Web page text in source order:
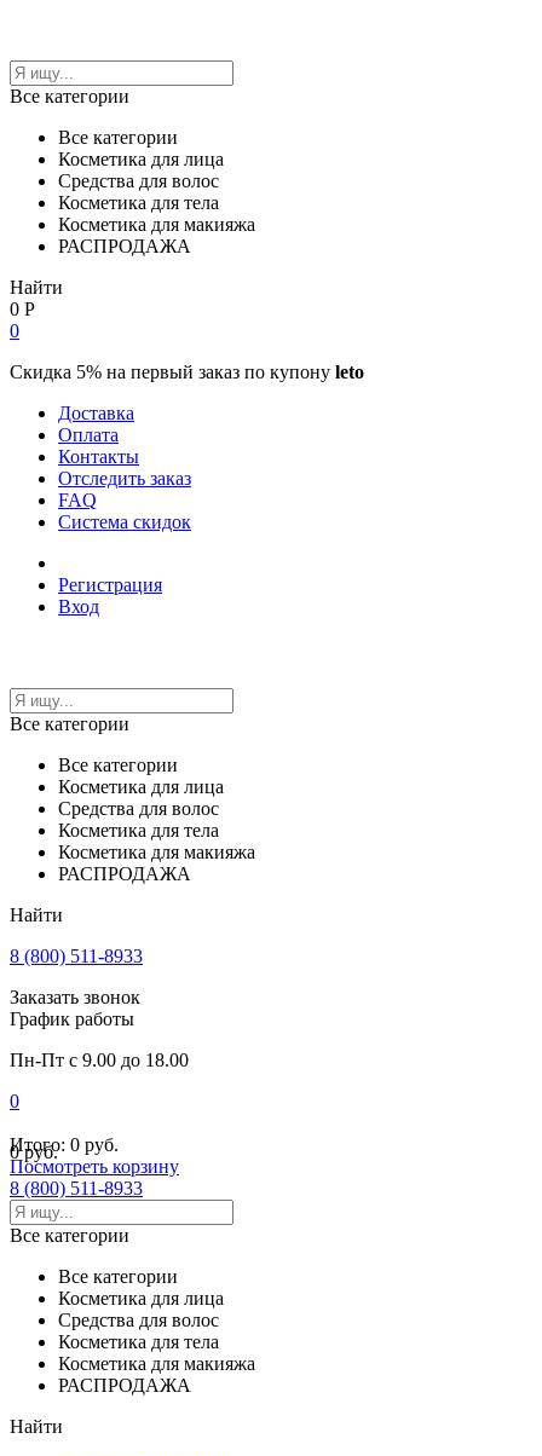
Все категории
Все категории
Косметика для лица
Средства для волос
Косметика для тела
Косметика для макияжа
РАСПРОДАЖА
Найти
0 Р
0
Скидка 5% на первый заказ по купону leto
Доставка
Оплата
Контакты
Отследить заказ
FAQ
Система скидок
Регистрация
Вход
Все категории
Все категории
Косметика для лица
Средства для волос
Косметика для тела
Косметика для макияжа
РАСПРОДАЖА
Найти
8 (800) 511-8933
Заказать звонок
График работы
Пн-Пт с 9.00 до 18.00
0
0 руб.
Итого: 0 руб.
Посмотреть корзину
8 (800) 511-8933
Все категории
Все категории
Косметика для лица
Средства для волос
Косметика для тела
Косметика для макияжа
РАСПРОДАЖА
Найти